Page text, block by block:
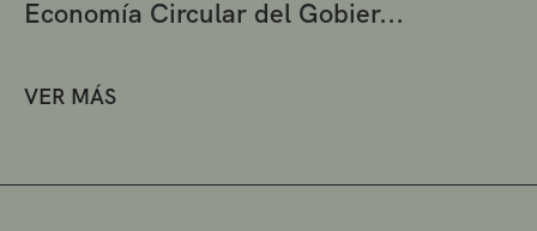
Economía Circular del Gobier...
VER MÁS